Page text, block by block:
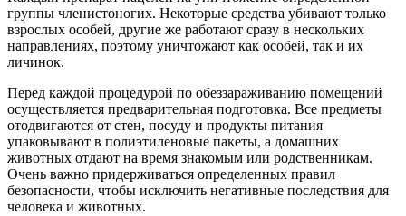
группы членистоногих. Некоторые средства убивают только
взрослых особей, другие же работают сразу в нескольких
направлениях, поэтому уничтожают как особей, так и их
личинок.
Перед каждой процедурой по обеззараживанию помещений
осуществляется предварительная подготовка. Все предметы
отодвигаются от стен, посуду и продукты питания
упаковывают в полиэтиленовые пакеты, а домашних
животных отдают на время знакомым или родственникам.
Очень важно придерживаться определенных правил
безопасности, чтобы исключить негативные последствия для
человека и животных.